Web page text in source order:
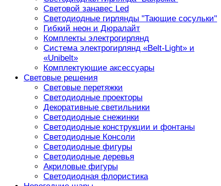
Световой занавес Led
Светодиодные гирлянды "Тающие сосульки"
Гибкий неон и Дюралайт
Комплекты электрогирлянд
Система электрогирлянд «Belt-Light» и
«Unibelt»
Комплектующие аксессуары
Световые решения
Световые перетяжки
Светодиодные проекторы
Декоративные светильники
Светодиодные снежинки
Светодиодные конструкции и фонтаны
Светодиодные Консоли
Светодиодные фигуры
Светодиодные деревья
Акриловые фигуры
Светодиодная флористика